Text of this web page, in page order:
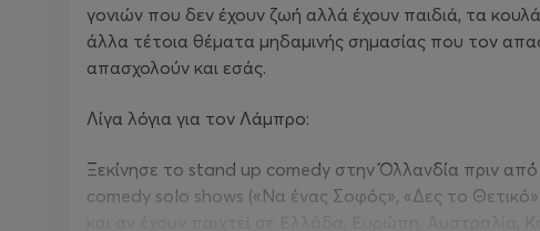
γονιών που δεν έχουν ζωή αλλά έχουν παιδιά, τα κουλά
άλλα τέτοια θέματα μηδαμινής σημασίας που τον
απασχολούν και εσάς.
Λίγα λόγια για τον Λάμπρο:
Ξεκίνησε το stand up comedy στην Όλλανδία πριν
comedy solo shows («Να ένας Σοφός», «Δες το